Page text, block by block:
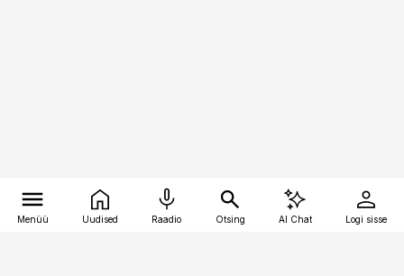
Menüü Uudised Raadio Otsing AI Chat Logi sisse